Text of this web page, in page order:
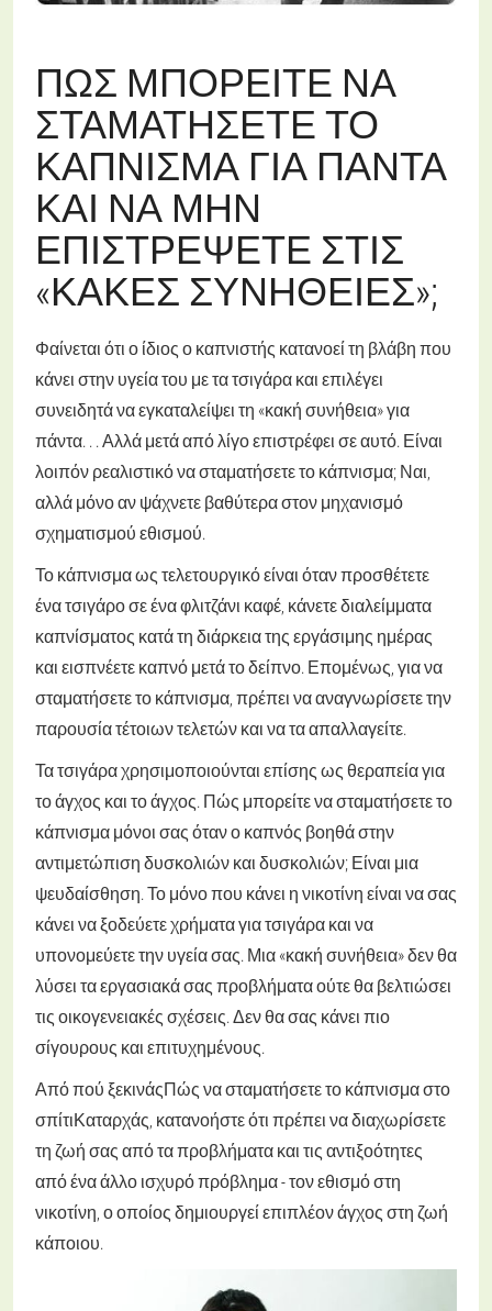
ΠΏΣ ΜΠΟΡΕΊΤΕ ΝΑ
ΣΤΑΜΑΤΉΣΕΤΕ ΤΟ
ΚΆΠΝΙΣΜΑ ΓΙΑ ΠΆΝΤΑ
ΚΑΙ ΝΑ ΜΗΝ
ΕΠΙΣΤΡΈΨΕΤΕ ΣΤΙΣ
«ΚΑΚΈΣ ΣΥΝΉΘΕΙΕΣ»;
Φαίνεται ότι ο ίδιος ο καπνιστής κατανοεί τη βλάβη που
κάνει στην υγεία του με τα τσιγάρα και επιλέγει
συνειδητά να εγκαταλείψει τη «κακή συνήθεια» για
πάντα. . . Αλλά μετά από λίγο επιστρέφει σε αυτό. Είναι
λοιπόν ρεαλιστικό να σταματήσετε το κάπνισμα; Ναι,
αλλά μόνο αν ψάχνετε βαθύτερα στον μηχανισμό
σχηματισμού εθισμού.
Το κάπνισμα ως τελετουργικό είναι όταν προσθέτετε
ένα τσιγάρο σε ένα φλιτζάνι καφέ, κάνετε διαλείμματα
καπνίσματος κατά τη διάρκεια της εργάσιμης ημέρας
και εισπνέετε καπνό μετά το δείπνο. Επομένως, για να
σταματήσετε το κάπνισμα, πρέπει να αναγνωρίσετε την
παρουσία τέτοιων τελετών και να τα απαλλαγείτε.
Τα τσιγάρα χρησιμοποιούνται επίσης ως θεραπεία για
το άγχος και το άγχος. Πώς μπορείτε να σταματήσετε το
κάπνισμα μόνοι σας όταν ο καπνός βοηθά στην
αντιμετώπιση δυσκολιών και δυσκολιών; Είναι μια
ψευδαίσθηση. Το μόνο που κάνει η νικοτίνη είναι να σας
κάνει να ξοδεύετε χρήματα για τσιγάρα και να
υπονομεύετε την υγεία σας. Μια «κακή συνήθεια» δεν θα
λύσει τα εργασιακά σας προβλήματα ούτε θα βελτιώσει
τις οικογενειακές σχέσεις. Δεν θα σας κάνει πιο
σίγουρους και επιτυχημένους.
Από πού ξεκινάςΠώς να σταματήσετε το κάπνισμα στο
σπίτιΚαταρχάς, κατανοήστε ότι πρέπει να διαχωρίσετε
τη ζωή σας από τα προβλήματα και τις αντιξοότητες
από ένα άλλο ισχυρό πρόβλημα - τον εθισμό στη
νικοτίνη, ο οποίος δημιουργεί επιπλέον άγχος στη ζωή
κάποιου.